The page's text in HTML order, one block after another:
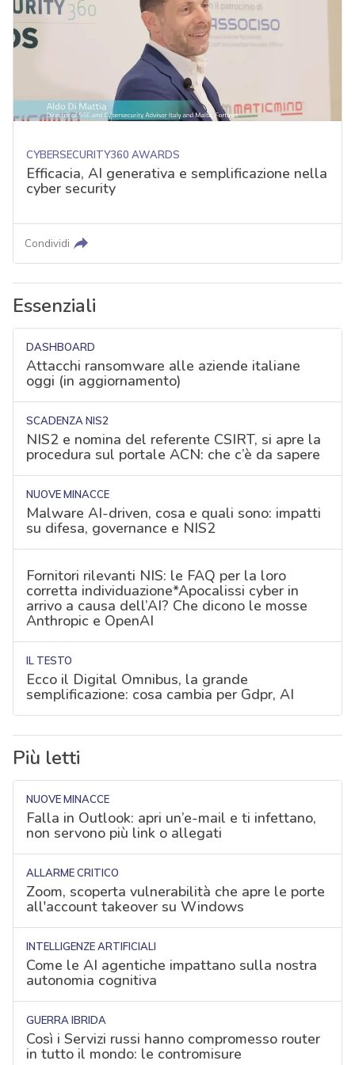
CYBERSECURITY360 AWARDS
Efficacia, AI generativa e semplificazione nella
cyber security
Condividi
Essenziali
DASHBOARD
Attacchi ransomware alle aziende italiane
oggi (in aggiornamento)
SCADENZA NIS2
NIS2 e nomina del referente CSIRT, si apre la
procedura sul portale ACN: che c’è da sapere
NUOVE MINACCE
Malware AI-driven, cosa e quali sono: impatti
su difesa, governance e NIS2
Fornitori rilevanti NIS: le FAQ per la loro
corretta individuazione*Apocalissi cyber in
arrivo a causa dell’AI? Che dicono le mosse
Anthropic e OpenAI
IL TESTO
Ecco il Digital Omnibus, la grande
semplificazione: cosa cambia per Gdpr, AI
Più letti
NUOVE MINACCE
Falla in Outlook: apri un’e-mail e ti infettano,
non servono più link o allegati
ALLARME CRITICO
Zoom, scoperta vulnerabilità che apre le porte
all'account takeover su Windows
INTELLIGENZE ARTIFICIALI
Come le AI agentiche impattano sulla nostra
autonomia cognitiva
GUERRA IBRIDA
Così i Servizi russi hanno compromesso router
in tutto il mondo: le contromisure